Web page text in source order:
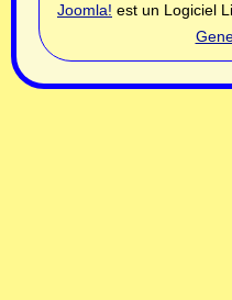
Joomla! est un Logiciel